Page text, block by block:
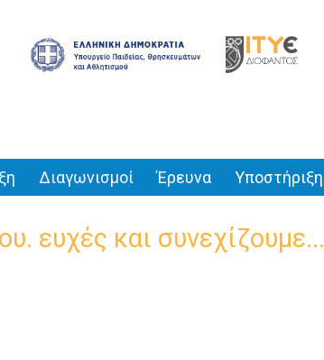
Διαγωνισμοί Έρευνα Υποστήριξη
ευχές και συνεχίζουμε...